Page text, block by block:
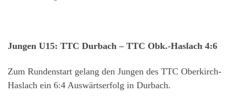
Jungen U15: TTC Durbach – TTC Obk.-Haslach 4:6
Zum Rundenstart gelang den Jungen des TTC Oberkirch-
Haslach ein 6:4 Auswärtserfolg in Durbach.